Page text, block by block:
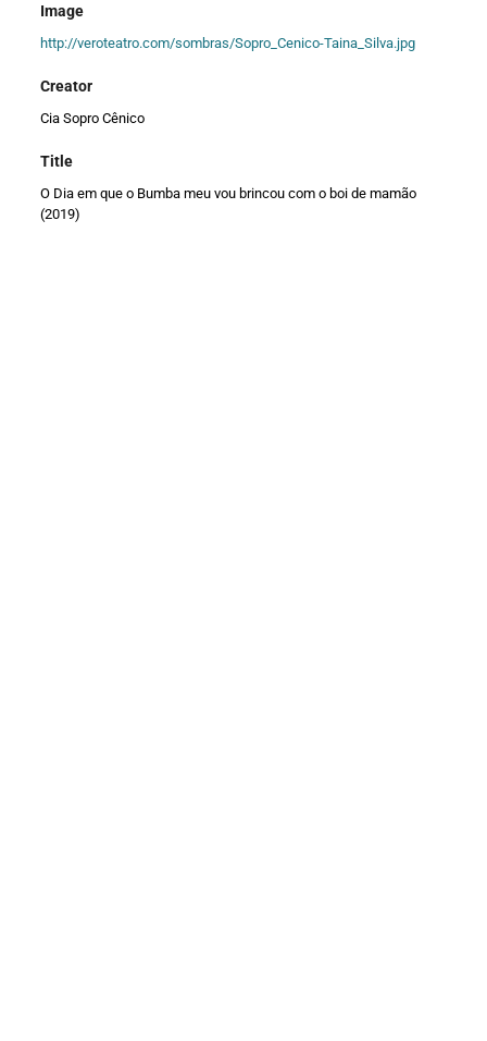
Image
http://veroteatro.com/sombras/Sopro_Cenico-Taina_Silva.jpg
Creator
Cia Sopro Cênico
Title
O Dia em que o Bumba meu vou brincou com o boi de mamão
(2019)